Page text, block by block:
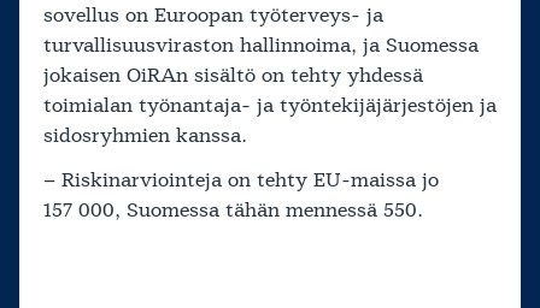
sovellus on Euroopan työterveys- ja
turvallisuusviraston hallinnoima, ja Suomessa
jokaisen OiRAn sisältö on tehty yhdessä
toimialan työnantaja- ja työntekijäjärjestöjen ja
sidosryhmien kanssa.
– Riskinarviointeja on tehty EU-maissa jo
157 000, Suomessa tähän mennessä 550.